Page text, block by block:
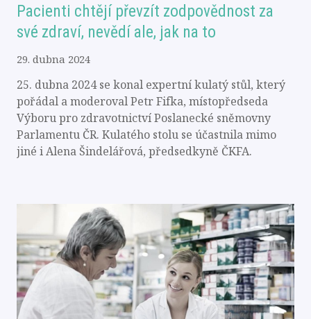
Pacienti chtějí převzít zodpovědnost za
své zdraví, nevědí ale, jak na to
29. dubna 2024
25. dubna 2024 se konal expertní kulatý stůl, který
pořádal a moderoval Petr Fifka, místopředseda
Výboru pro zdravotnictví Poslanecké sněmovny
Parlamentu ČR. Kulatého stolu se účastnila mimo
jiné i Alena Šindelářová, předsedkyně ČKFA.